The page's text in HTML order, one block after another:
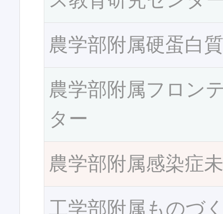
農学部附属硬蛋白
農学部附属フロン
ター
農学部附属感染症
工学部附属ものづ